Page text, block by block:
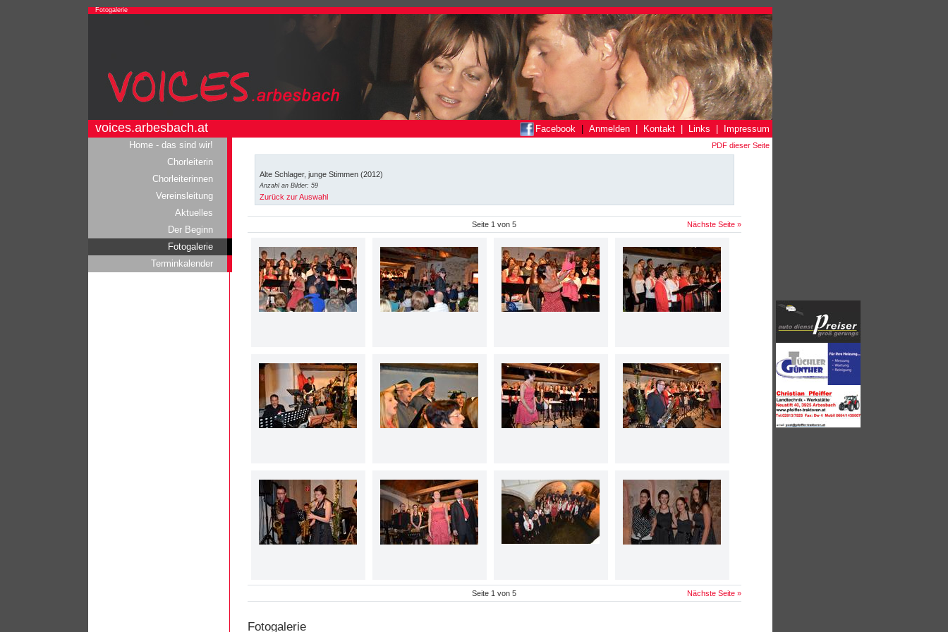
Fotogalerie
voices.arbesbach.at Facebook Anmelden Kontakt Links
Impressum
Home - das sind wir!
Chorleiterin
Chorleiterinnen
Vereinsleitung
Aktuelles
Der Beginn
Fotogalerie
Terminkalender
PDF dieser Seite
Alte Schlager, junge Stimmen (2012)
Anzahl an Bilder: 59
Zurück zur Auswahl
Seite 1 von 5 Nächste Seite »
Seite 1 von 5 Nächste Seite »
Fotogalerie